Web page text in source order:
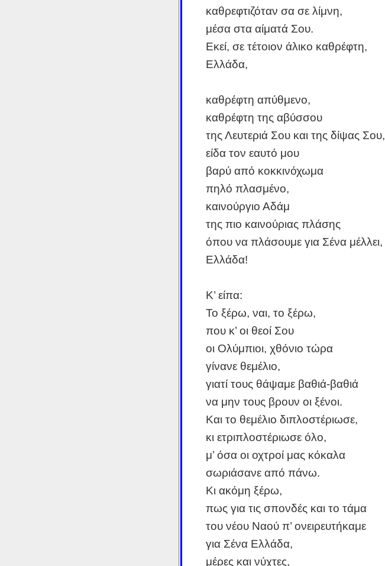
καθρεφτιζόταν σα σε λίμνη,
μέσα στα αίματά Σου.
Εκεί, σε τέτοιον άλικο καθρέφτη,
Ελλάδα,
καθρέφτη απύθμενο,
καθρέφτη της αβύσσου
της Λευτεριά Σου και της δίψας Σου,
είδα τον εαυτό μου
βαρύ από κοκκινόχωμα
πηλό πλασμένο,
καινούργιο Αδάμ
της πιο καινούριας πλάσης
όπου να πλάσουμε για Σένα μέλλει,
Ελλάδα!
Κ’ είπα:
Το ξέρω, ναι, το ξέρω,
που κ’ οι θεοί Σου
οι Ολύμπιοι, χθόνιο τώρα
γίνανε θεμέλιο,
γιατί τους θάψαμε βαθιά-βαθιά
να μην τους βρουν οι ξένοι.
Και το θεμέλιο διπλοστέριωσε,
κι ετριπλοστέριωσε όλο,
μ’ όσα οι οχτροί μας κόκαλα
σωριάσανε από πάνω.
Κι ακόμη ξέρω,
πως για τις σπονδές και το τάμα
του νέου Ναού π’ ονειρευτήκαμε
για Σένα Ελλάδα,
μέρες και νύχτες,